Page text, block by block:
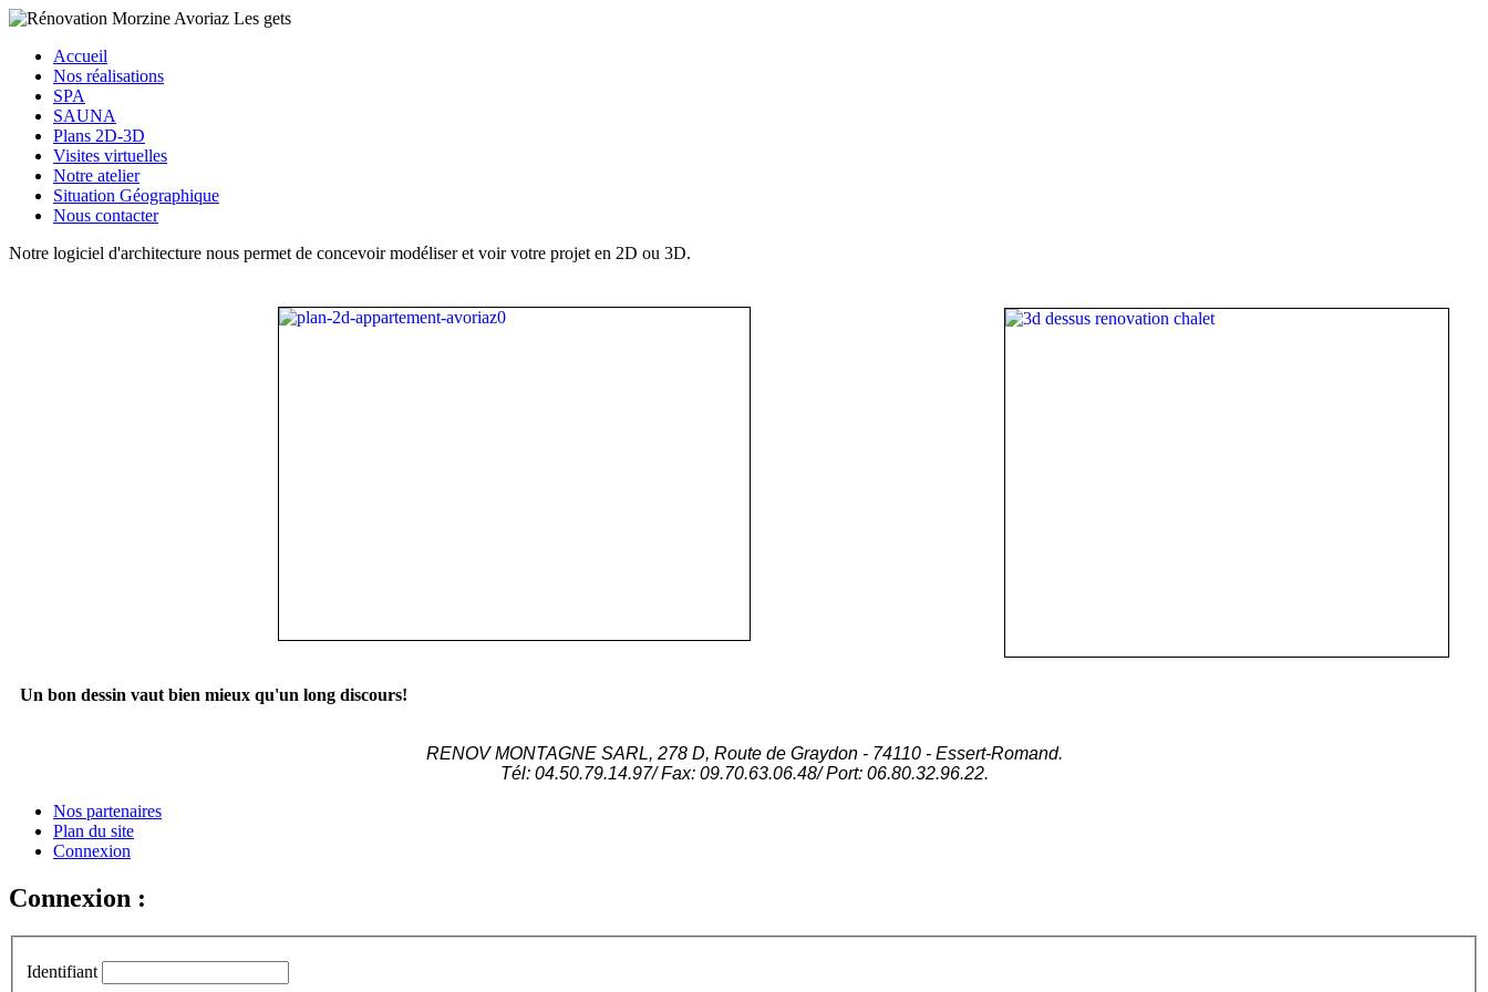
Accueil
Nos réalisations
SPA
SAUNA
Plans 2D-3D
Visites virtuelles
Notre atelier
Situation Géographique
Nous contacter
Notre logiciel d'architecture nous permet de concevoir modéliser et voir votre projet en 2D ou 3D.
Un bon dessin vaut bien mieux qu'un long discours!
RENOV MONTAGNE SARL, 278 D, Route de Graydon - 74110 - Essert-Romand.
Tél: 04.50.79.14.97/ Fax: 09.70.63.06.48/ Port: 06.80.32.96.22.
Nos partenaires
Plan du site
Connexion
Connexion :
Identifiant